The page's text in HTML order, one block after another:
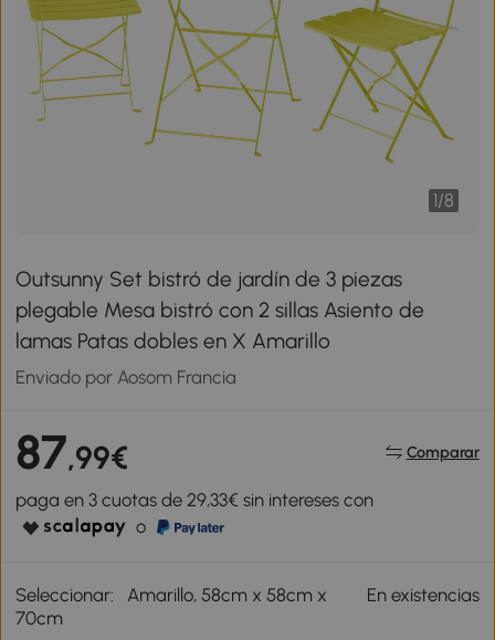
1/8
Outsunny Set bistró de jardín de 3 piezas
plegable Mesa bistró con 2 sillas Asiento de
lamas Patas dobles en X Amarillo
Enviado por Aosom Francia
87,99€ Comparar
paga en 3 cuotas de 29,33€ sin intereses con
o
Seleccionar:
Amarillo, 58cm x 58cm x
70cm
En existencias